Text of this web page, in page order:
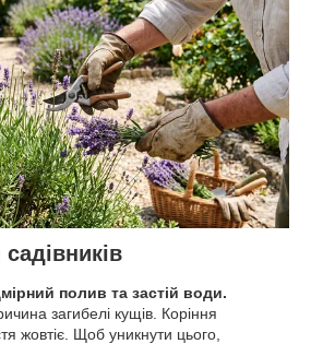
полив та застій води.
загибелі кущів. Коріння
жовтіє. Щоб уникнути цього,